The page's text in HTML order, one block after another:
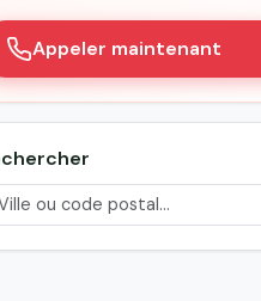
Appeler maintenant